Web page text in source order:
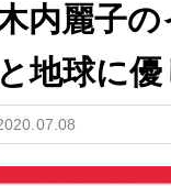
内麗子
と地球に